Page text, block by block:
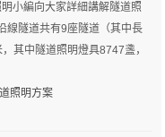
小編向大家詳細講解隧道照
線隧道共有9座隧道（其中長
其中隧道照明燈具8747盞，
照明方案